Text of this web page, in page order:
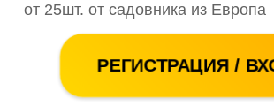
от 25шт. от садовника из Европа
РЕГИСТРАЦИЯ /